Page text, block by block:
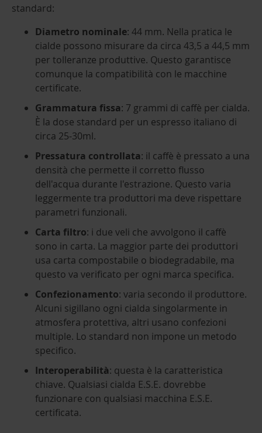
standard:
Diametro nominale: 44 mm. Nella pratica le
cialde possono misurare da circa 43,5 a 44,5 mm
per tolleranze produttive. Questo garantisce
comunque la compatibilità con le macchine
certificate.
Grammatura fissa: 7 grammi di caffè per cialda.
È la dose standard per un espresso italiano di
circa 25-30ml.
Pressatura controllata: il caffè è pressato a una
densità che permette il corretto flusso
dell'acqua durante l'estrazione. Questo varia
leggermente tra produttori ma deve rispettare
parametri funzionali.
Carta filtro: i due veli che avvolgono il caffè
sono in carta. La maggior parte dei produttori
usa carta compostabile o biodegradabile, ma
questo va verificato per ogni marca specifica.
Confezionamento: varia secondo il produttore.
Alcuni sigillano ogni cialda singolarmente in
atmosfera protettiva, altri usano confezioni
multiple. Lo standard non impone un metodo
specifico.
Interoperabilità: questa è la caratteristica
chiave. Qualsiasi cialda E.S.E. dovrebbe
funzionare con qualsiasi macchina E.S.E.
certificata.